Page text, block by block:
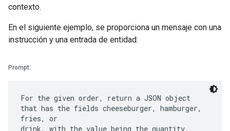
contexto.
En el siguiente ejemplo, se proporciona un mensaje con una
instrucción y una entrada de entidad:
Prompt:
For the given order, return a JSON object
that has the fields cheeseburger, hamburger,
fries, or
drink, with the value being the quantity.